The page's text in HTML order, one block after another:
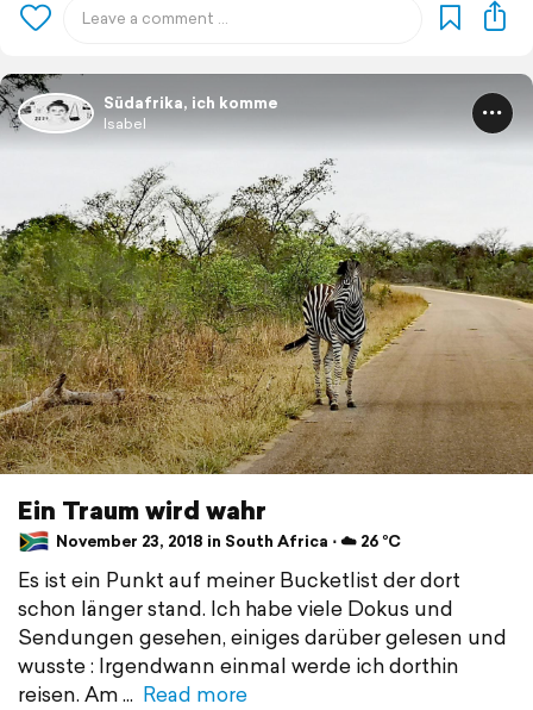
Südafrika, ich komme
Isabel
Ein Traum wird wahr
November 23, 2018 in South Africa ⋅ ☁️ 26 °C
Es ist ein Punkt auf meiner Bucketlist der dort
schon länger stand. Ich habe viele Dokus und
Sendungen gesehen, einiges darüber gelesen und
wusste : Irgendwann einmal werde ich dorthin
reisen. Am
Read more